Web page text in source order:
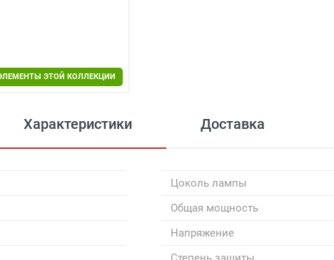
ЭТОЙ КОЛЛЕКЦИИ
Характеристики Доставка
Цоколь лампы
Общая мощность
Напряжение